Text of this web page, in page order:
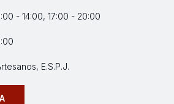
- 14:00, 17:00 - 20:00
E.S.P.J.